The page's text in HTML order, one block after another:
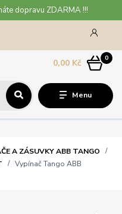
dopravu ZDARMA !!!
Menu
0
0,00 Kč
A ZÁSUVKY ABB TANGO
Vypínač Tango ABB